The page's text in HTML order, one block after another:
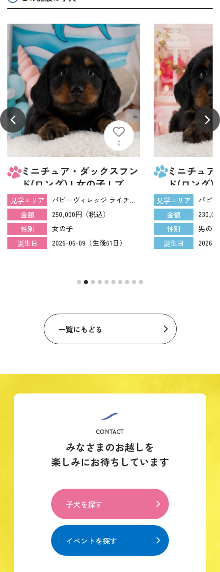
0
ミニチュア・ダックスフン
ド(ロング) | 女の子 | ブラ
ック＆タン | 2026年6月9日
（ID:dog-40001298）
見学エリア
パピーヴィレッジ ライチョウ
金額
250,000円（税込）
性別
女の子
誕生日
2026-06-09（生後61日）
ミニチュア
ド(ロング)
ック＆タン
（ID:dog-
見学エリア
金額
性別
男の子
誕生日
2026-
一覧にもどる
CONTACT
みなさまのお越しを
楽しみにお待ちしています
子犬を探す
イベントを探す